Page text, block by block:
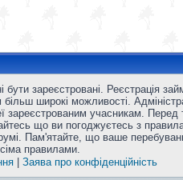
зареєстровані. Реєстрація
широкі можливості.
зареєстрованим учасникам. Перед
що ви погоджуєтесь з
Пам'ятайте, що ваше
правилами.
Заява про конфіденційність